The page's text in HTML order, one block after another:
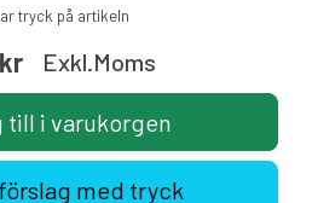
tryck på artikeln
Exkl.moms
till i varukorgen
med tryck